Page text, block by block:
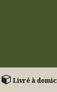
Livré à